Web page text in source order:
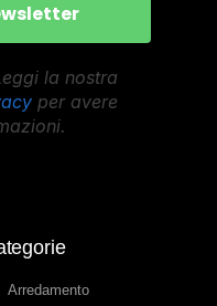
la nostra
per avere
Arredamento